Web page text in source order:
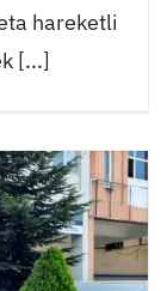
hareketli
[...]